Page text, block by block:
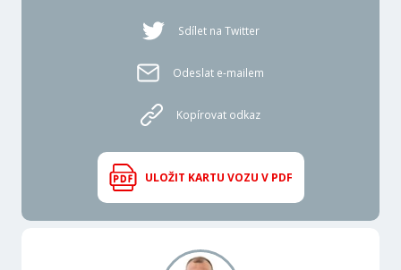
Sdílet na Twitter
Odeslat e-mailem
Kopírovat odkaz
ULOŽIT KARTU VOZU V PDF